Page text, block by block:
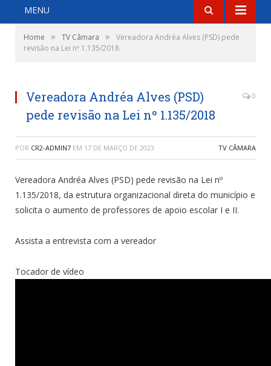
MENU
Home » TV Câmara »
Vereadora Andréa Alves (PSD) pede
revisão na Lei nº 1.135/2018
Vereadora Andréa Alves (PSD)
pede revisão na Lei nº 1.135/2018
0
POR CR2-ADMIN7 EM 17 DE MARÇO DE 2023 TV CÂMARA
Vereadora Andréa Alves (PSD) pede revisão na Lei nº
1.135/2018, da estrutura organizacional direta do município e
solicita o aumento de professores de apoio escolar I e II.
Assista a entrevista com a vereador
Tocador de vídeo